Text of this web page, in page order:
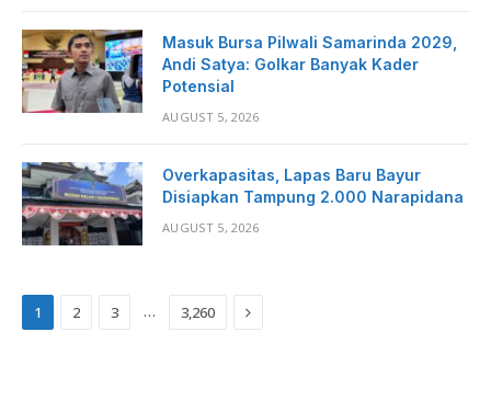
Masuk Bursa Pilwali Samarinda 2029,
Andi Satya: Golkar Banyak Kader
Potensial
AUGUST 5, 2026
Overkapasitas, Lapas Baru Bayur
Disiapkan Tampung 2.000 Narapidana
AUGUST 5, 2026
1 2 3 … 3,260 Next